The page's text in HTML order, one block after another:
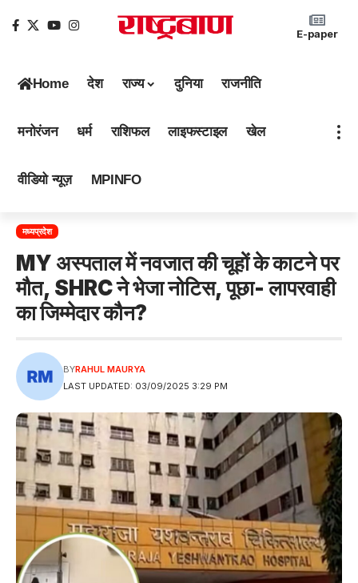
E-paper
Home देश राज्य दुनिया राजनीति
मनोरंजन धर्म राशिफल लाइफस्टाइल खेल
वीडियो न्यूज़ MPINFO
मध्यप्रदेश
MY अस्पताल में नवजात की चूहों के काटने पर
मौत, SHRC ने भेजा नोटिस, पूछा- लापरवाही
का जिम्मेदार कौन?
LAST UPDATED: 03/09/2025 3:29 PM
BYRAHUL MAURYA